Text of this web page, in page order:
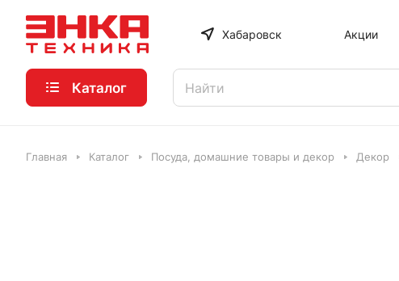
Хабаровск Акции
Каталог
Главная Каталог Посуда, домашние товары и декор Декор